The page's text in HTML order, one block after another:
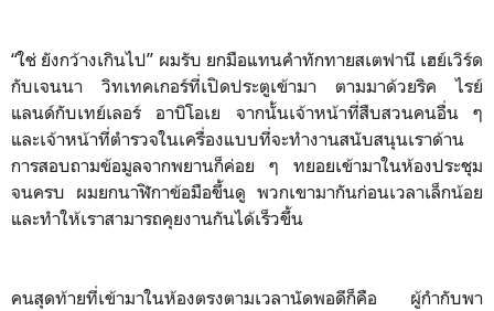
“ใช่ ยังกว้างเกินไป” ผมรับ ยกมือแทนคำทักทายสเตฟานี เฮย์เวิร์ด
กับเจนนา วิทเทคเกอร์ที่เปิดประตูเข้ามา ตามมาด้วยริค ไรย์
แลนด์กับเทย์เลอร์ อาบิโอเย จากนั้นเจ้าหน้าที่สืบสวนคนอื่น ๆ
และเจ้าหน้าที่ตำรวจในเครื่องแบบที่จะทำงานสนับสนุนเราด้าน
การสอบถามข้อมูลจากพยานก็ค่อย ๆ ทยอยเข้ามาในห้องประชุม
จนครบ ผมยกนาฬิกาข้อมือขึ้นดู พวกเขามากันก่อนเวลาเล็กน้อย
และทำให้เราสามารถคุยงานกันได้เร็วขึ้น
คนสุดท้ายที่เข้ามาในห้องตรงตามเวลานัดพอดีก็คือ ผู้กำกับพา